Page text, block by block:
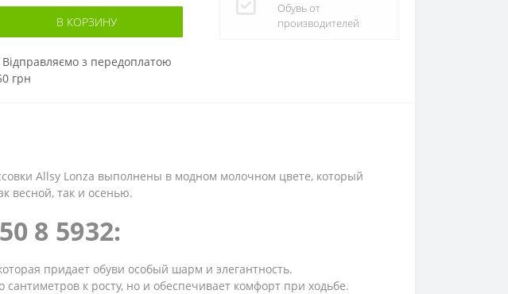
В КОРЗИНУ
з передоплатою
грн
Обувь от
производителей
Allsy Lonza выполнены в модном молочном цвете, который
весной, так и осенью.
8 5932:
придает обуви особый шарм и элегантность.
к росту, но и обеспечивает комфорт при ходьбе.